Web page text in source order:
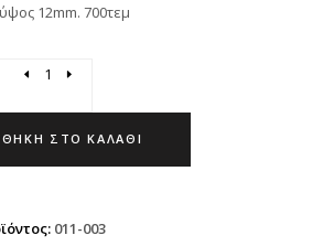
12mm. 700τεμ
ΣΤΟ ΚΑΛΆΘΙ
011-003